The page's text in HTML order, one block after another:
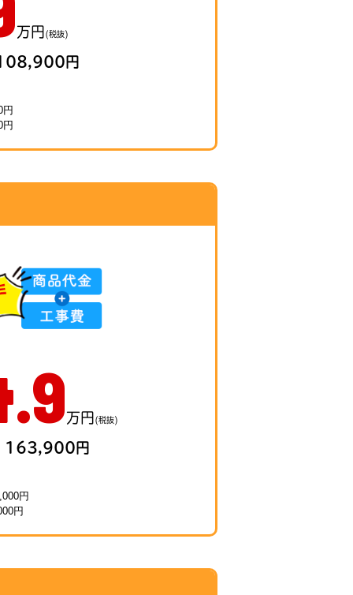
万円 (税抜)
108,900円
円
円
.9万円 (税抜)
163,900円
円
円